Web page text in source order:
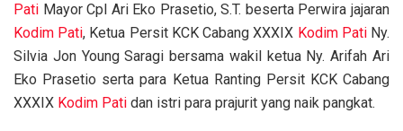
Pati Mayor Cpl Ari Eko Prasetio, S.T. beserta Perwira jajaran
Kodim Pati, Ketua Persit KCK Cabang XXXIX Kodim PatiNy.
Silvia Jon Young Saragi bersama wakil ketua Ny. Arifah Ari
Eko Prasetio serta para Ketua Ranting Persit KCK Cabang
XXXIX Kodim Pati dan istri para prajurit yang naik pangkat.